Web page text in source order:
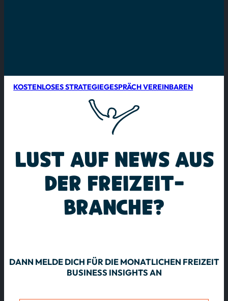
KOSTENLOSES STRATEGIEGESPRÄCH VEREINBAREN
LUST AUF NEWS AUS
DER FREIZEIT­
BRANCHE?
DANN MELDE DICH FÜR DIE MONATLICHEN FREIZEIT
BUSINESS INSIGHTS AN